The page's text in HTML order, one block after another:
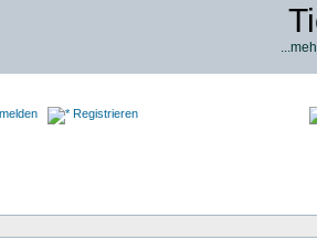
Registrieren